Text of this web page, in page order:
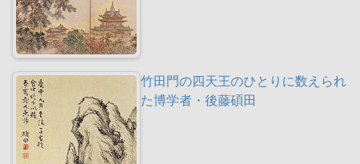
竹田門の四天王のひとりに数えられ
た博学者・後藤碩田